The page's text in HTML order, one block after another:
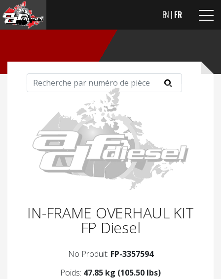
EN FR
IN-FRAME OVERHAUL KIT
FP Diesel
No Produit: FP-3357594
Poids: 47.85 kg (105.50 lbs)